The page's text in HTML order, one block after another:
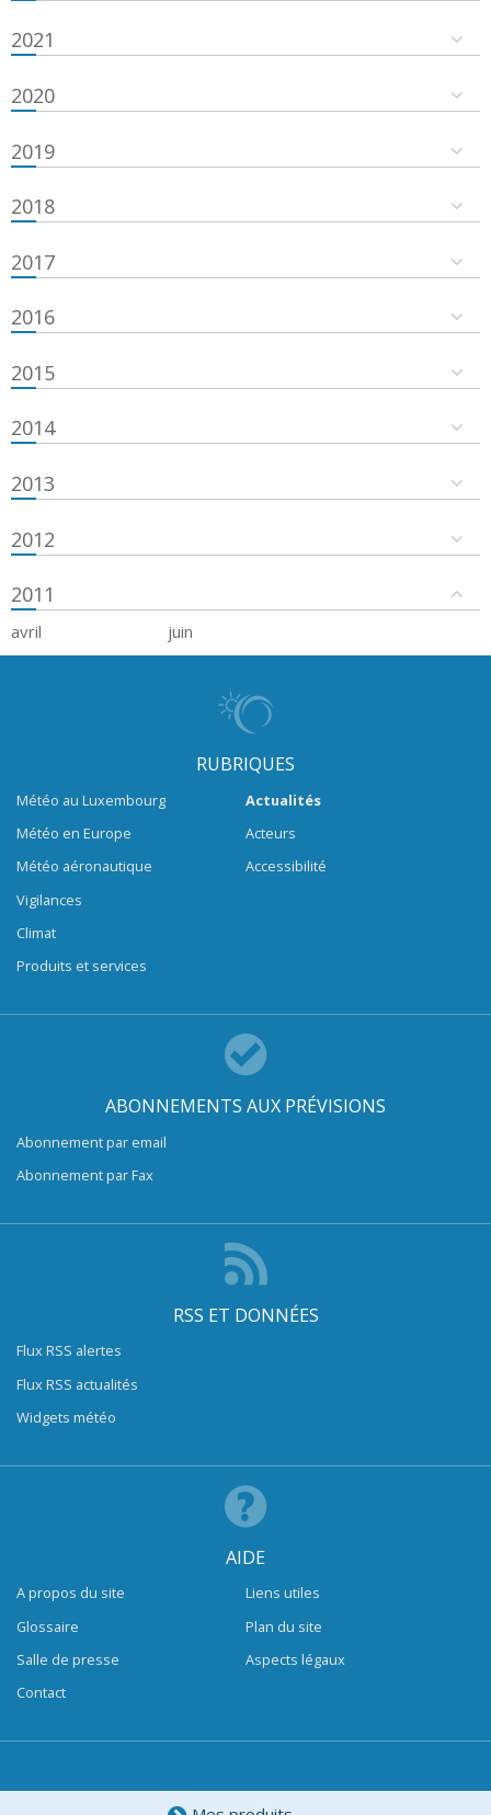
2021
2020
2019
2018
2017
2016
2015
2014
2013
2012
2011
avril juin
RUBRIQUES
Météo au Luxembourg
Météo en Europe
Météo aéronautique
Vigilances
Climat
Produits et services
Actualités
Acteurs
Accessibilité
ABONNEMENTS AUX PRÉVISIONS
Abonnement par email
Abonnement par Fax
RSS ET DONNÉES
Flux RSS alertes
Flux RSS actualités
Widgets météo
AIDE
A propos du site
Glossaire
Salle de presse
Contact
Liens utiles
Plan du site
Aspects légaux